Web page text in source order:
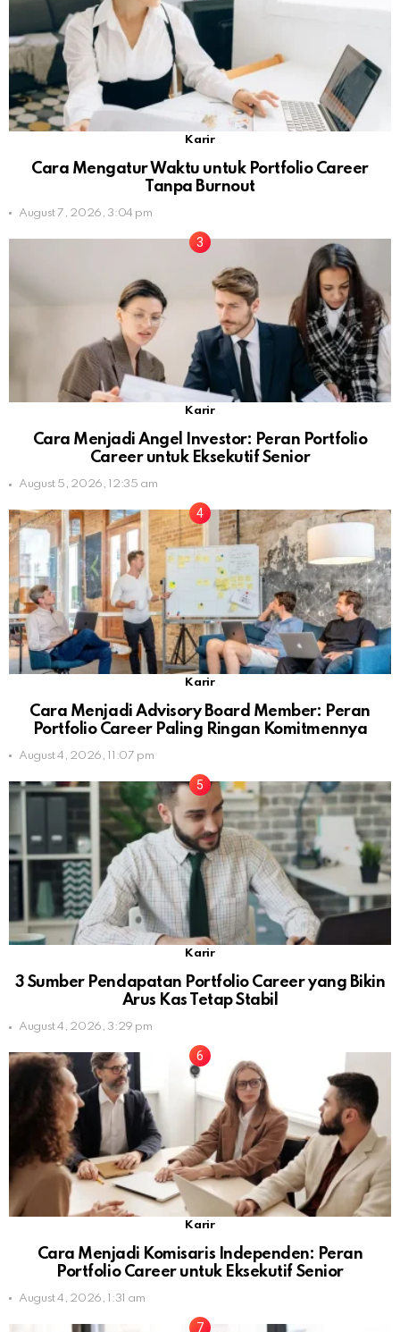
Karir
Cara Mengatur Waktu untuk Portfolio Career
Tanpa Burnout
August 7, 2026, 3:04 pm
Karir
Cara Menjadi Angel Investor: Peran Portfolio
Career untuk Eksekutif Senior
August 5, 2026, 12:35 am
Karir
Cara Menjadi Advisory Board Member: Peran
Portfolio Career Paling Ringan Komitmennya
August 4, 2026, 11:07 pm
Karir
3 Sumber Pendapatan Portfolio Career yang Bikin
Arus Kas Tetap Stabil
August 4, 2026, 3:29 pm
Karir
Cara Menjadi Komisaris Independen: Peran
Portfolio Career untuk Eksekutif Senior
August 4, 2026, 1:31 am